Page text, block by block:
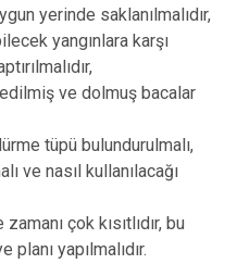
yerinde saklanılmalıdır,
yangınlara karşı
edilmiş ve dolmuş bacalar
tüpü bulundurulmalı,
ve nasıl kullanılacağı
çok kısıtlıdır, bu
yapılmalıdır.